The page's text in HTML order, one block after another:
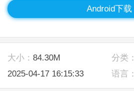
Android下载
大小： 84.30M 分类：
2025-04-17 16:15:33
语言：